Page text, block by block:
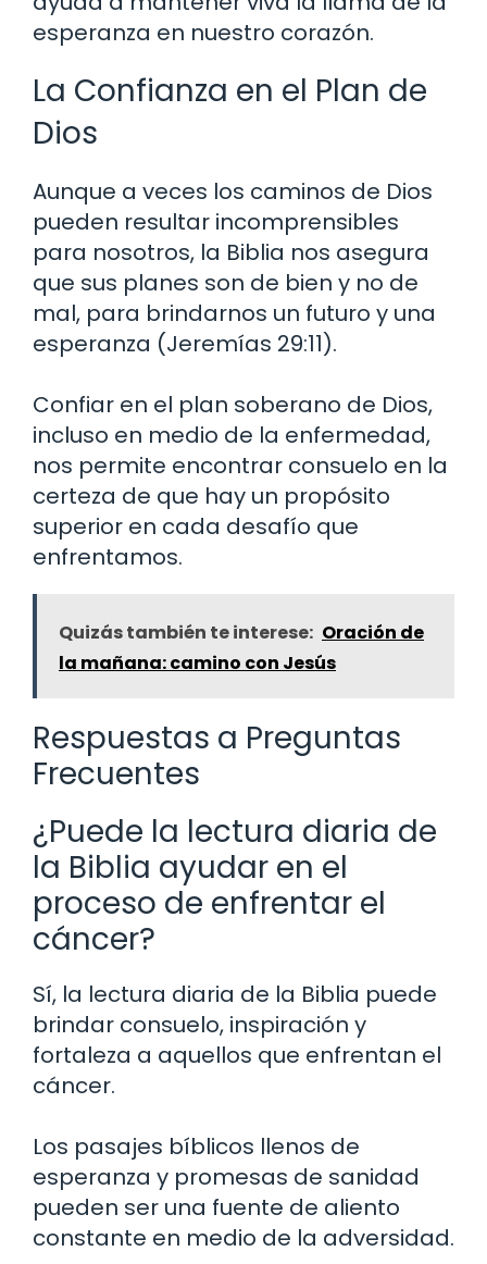
esperanza en nuestro corazón.
La Confianza en el Plan de
Dios
Aunque a veces los caminos de Dios
pueden resultar incomprensibles
para nosotros, la Biblia nos asegura
que sus planes son de bien y no de
mal, para brindarnos un futuro y una
esperanza (Jeremías 29:11).
Confiar en el plan soberano de Dios,
incluso en medio de la enfermedad,
nos permite encontrar consuelo en la
certeza de que hay un propósito
superior en cada desafío que
enfrentamos.
Quizás también te interese: Oración de
la mañana: camino con Jesús
Respuestas a Preguntas
Frecuentes
¿Puede la lectura diaria de
la Biblia ayudar en el
proceso de enfrentar el
cáncer?
Sí, la lectura diaria de la Biblia puede
brindar consuelo, inspiración y
fortaleza a aquellos que enfrentan el
cáncer.
Los pasajes bíblicos llenos de
esperanza y promesas de sanidad
pueden ser una fuente de aliento
constante en medio de la adversidad.